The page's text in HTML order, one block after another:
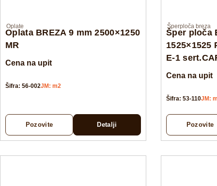
Oplate
Oplata BREZA 9 mm 2500×1250
MR
Cena na upit
Šifra: 56-002JM: m2
Pozovite Detalji
Šperploča breza
Šper ploča
1525×1525
E-1
Cena na upit
Šifra: 53-110JM:
Pozovite